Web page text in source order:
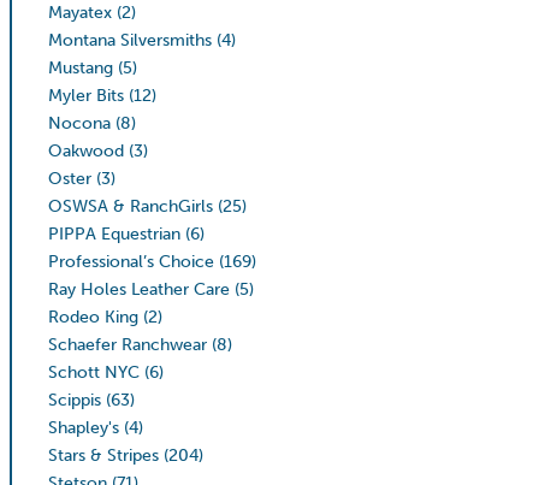
Mayatex (2)
Montana Silversmiths (4)
Mustang (5)
Myler Bits (12)
Nocona (8)
Oakwood (3)
Oster (3)
OSWSA & RanchGirls (25)
PIPPA Equestrian (6)
Professional’s Choice (169)
Ray Holes Leather Care (5)
Rodeo King (2)
Schaefer Ranchwear (8)
Schott NYC (6)
Scippis (63)
Shapley's (4)
Stars & Stripes (204)